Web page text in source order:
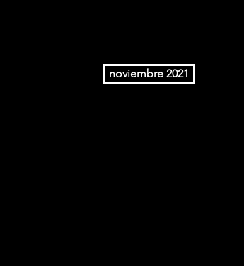
noviembre 2021